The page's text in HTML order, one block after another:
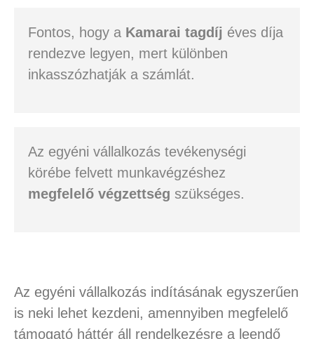
Fontos, hogy a Kamarai tagdíj éves díja
rendezve legyen, mert különben
inkasszózhatják a számlát.
Az egyéni vállalkozás tevékenységi
körébe felvett munkavégzéshez
megfelelő végzettség szükséges.
Az egyéni vállalkozás indításának egyszerűen
is neki lehet kezdeni, amennyiben megfelelő
támogató háttér áll rendelkezésre a leendő